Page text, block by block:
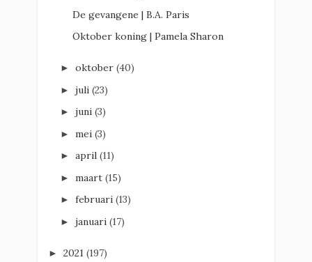
De gevangene | B.A. Paris
Oktober koning | Pamela Sharon
► oktober (40)
► juli (23)
► juni (3)
► mei (3)
► april (11)
► maart (15)
► februari (13)
► januari (17)
► 2021 (197)